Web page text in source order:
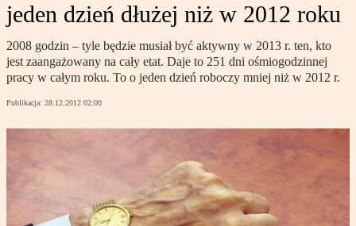
jeden dzień dłużej niż w 2012 roku
2008 godzin – tyle będzie musiał być aktywny w 2013 r. ten, kto
jest zaangażowany na cały etat. Daje to 251 dni ośmiogodzinnej
pracy w całym roku. To o jeden dzień roboczy mniej niż w 2012 r.
Publikacja: 28.12.2012 02:00